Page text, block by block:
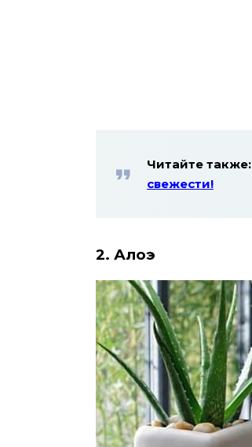
Читайте также:
свежести!
2. Алоэ